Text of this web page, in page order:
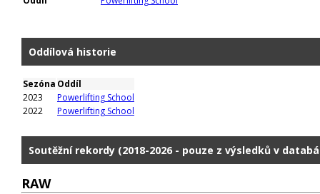
Oddílová historie
Sezóna Oddíl
2023
Powerlifting School
2022
Powerlifting School
Soutěžní rekordy (2018-2026 - pouze z výsledků v
RAW